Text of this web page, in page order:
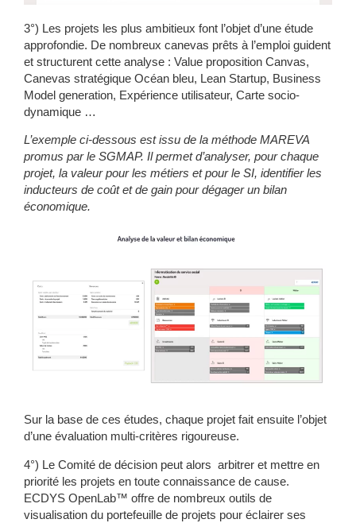
3°) Les projets les plus ambitieux font l’objet d’une étude
approfondie. De nombreux canevas prêts à l’emploi guident
et structurent cette analyse : Value proposition Canvas,
Canevas stratégique Océan bleu, Lean Startup, Business
Model generation, Expérience utilisateur, Carte socio-
dynamique …
L’exemple ci-dessous est issu de la méthode MAREVA
promus par le SGMAP. Il permet d’analyser, pour chaque
projet, la valeur pour les métiers et pour le SI, identifier les
inducteurs de coût et de gain pour dégager un bilan
économique.
Sur la base de ces études, chaque projet fait ensuite l’objet
d’une évaluation multi-critères rigoureuse.
4°) Le Comité de décision peut alors arbitrer et mettre en
priorité les projets en toute connaissance de cause.
ECDYS OpenLab™ offre de nombreux outils de
visualisation du portefeuille de projets pour éclairer ses